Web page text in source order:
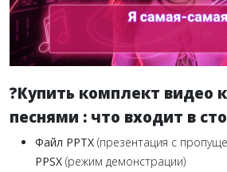
?Купить комплект видео
песнями : что входит в
Файл PPTX (презентация с
PPSX (режим демонстрации)